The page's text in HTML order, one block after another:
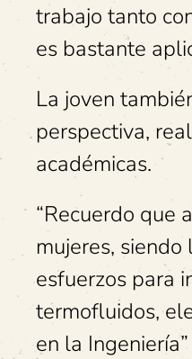
trabajo tanto
es bastante
La joven
perspectiva,
académicas.
“Recuerdo que
mujeres,
esfuerzos para
termofluidos,
en la